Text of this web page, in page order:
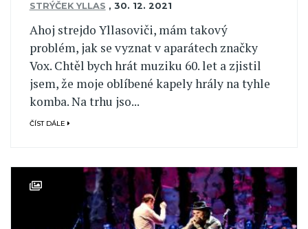
STRÝČEK YLLAS , 30. 12. 2021
Ahoj strejdo Yllasoviči, mám takový
problém, jak se vyznat v aparátech značky
Vox. Chtěl bych hrát muziku 60. let a zjistil
jsem, že moje oblíbené kapely hrály na tyhle
komba. Na trhu jso...
ČÍST DÁLE